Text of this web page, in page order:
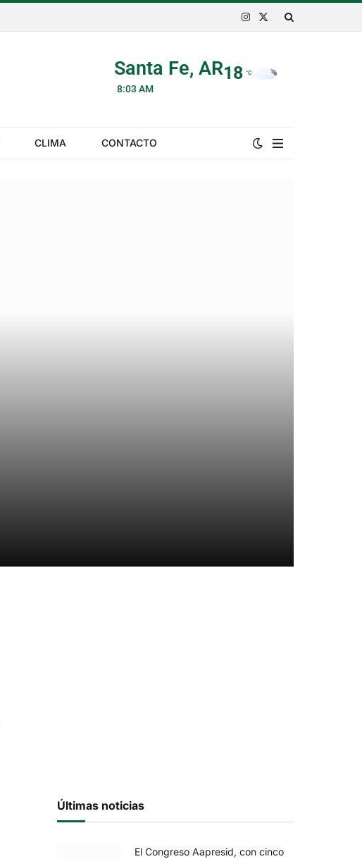
Instagram
X
Santa Fe, AR
8:03 AM
18 °C
CLIMA CONTACTO
Últimas noticias
El Congreso Aapresid, con cinco